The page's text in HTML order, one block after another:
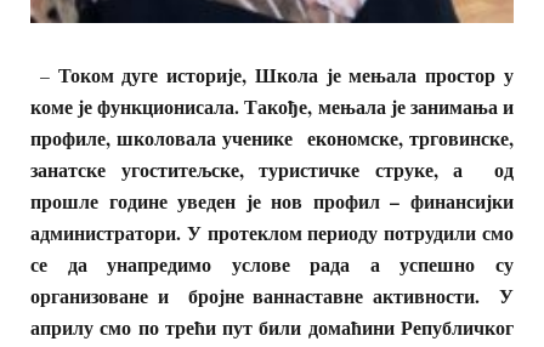
– Током дуге историје, Школа је мењала простор у
коме је функционисала. Такође, мењала је занимања и
профиле, школовала ученике економске, трговинске,
занатске угоститељске, туристичке струке, а од
прошле године уведен је нов профил – финансијки
администратори. У протеклом периоду потрудили смо
се да унапредимо услове рада а успешно су
организоване и бројне ваннаставне активности. У
априлу смо по трећи пут били домаћини Републичког